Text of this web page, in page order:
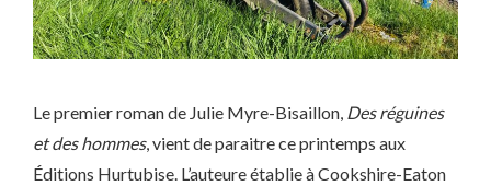
Le premier roman de Julie Myre-Bisaillon, Des réguines
et des hommes, vient de paraitre ce printemps aux
Éditions Hurtubise. L’auteure établie à Cookshire-Eaton